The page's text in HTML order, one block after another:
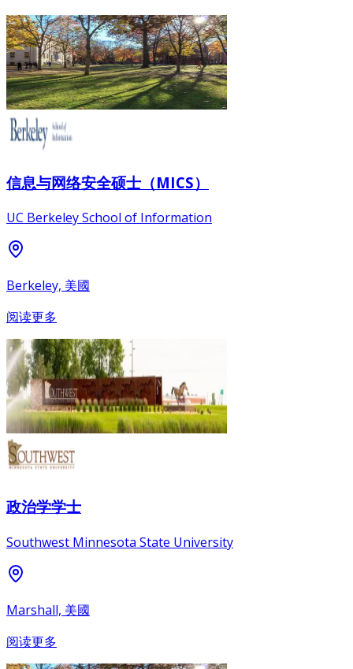
信息与网络安全硕士（MICS）
UC Berkeley School of Information
Berkeley, 美國
阅读更多
政治学学士
Southwest Minnesota State University
Marshall, 美國
阅读更多